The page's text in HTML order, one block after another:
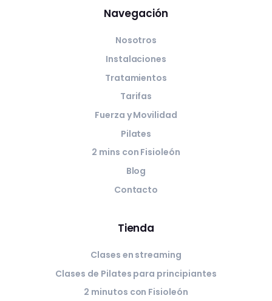
Navegación
Nosotros
Instalaciones
Tratamientos
Tarifas
Fuerza y Movilidad
Pilates
2 mins con Fisioleón
Blog
Contacto
Tienda
Clases en streaming
Clases de Pilates para principiantes
2 minutos con Fisioleón